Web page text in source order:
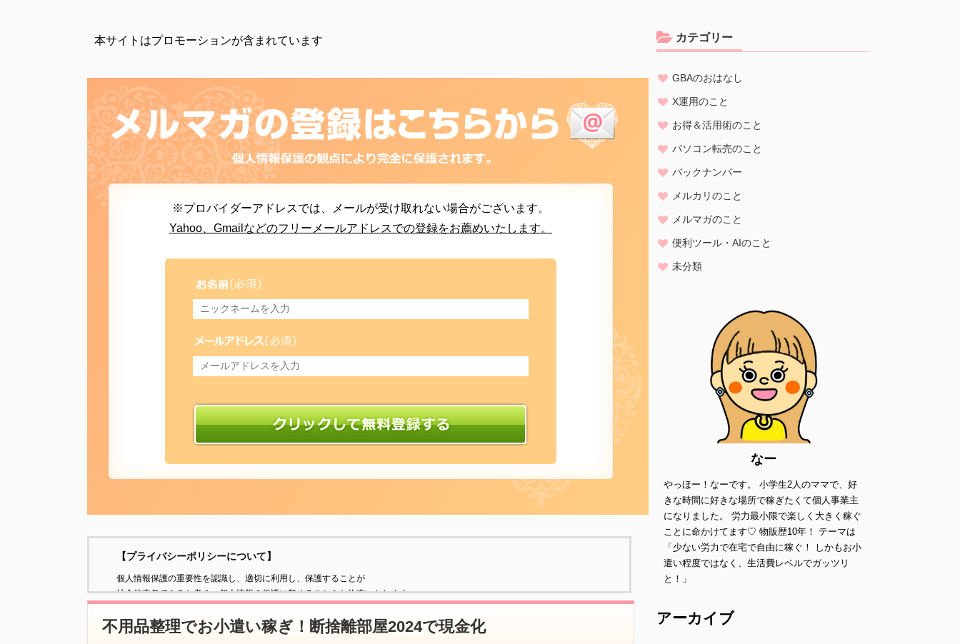
本サイトはプロモーションが含まれています
※プロバイダーアドレスでは、メールが受け取れない場合がございます。
Yahoo、Gmailなどのフリーメールアドレスでの登録をお薦めいたします。
【プライバシーポリシーについて】
個人情報保護の重要性を認識し、適切に利用し、保護することが
社会的責任であると考え、個人情報の保護に努めることをお約束いたします。
個人情報の定義
個人情報とは、個人に関する情報であり、氏名、生年月日、性別、電話番号、
不用品整理でお小遣い稼ぎ！断捨離部屋2024で現金化
カテゴリー
GBAのおはなし
X運用のこと
お得＆活用術のこと
パソコン転売のこと
バックナンバー
メルカリのこと
メルマガのこと
便利ツール・AIのこと
未分類
なー
やっほー！なーです。 小学生2人のママで、好
きな時間に好きな場所で稼ぎたくて個人事業主
になりました。 労力最小限で楽しく大きく稼ぐ
ことに命かけてます♡ 物販歴10年！ テーマは
「少ない労力で在宅で自由に稼ぐ！ しかもお小
遣い程度ではなく、生活費レベルでガッツリ
と！」
アーカイブ